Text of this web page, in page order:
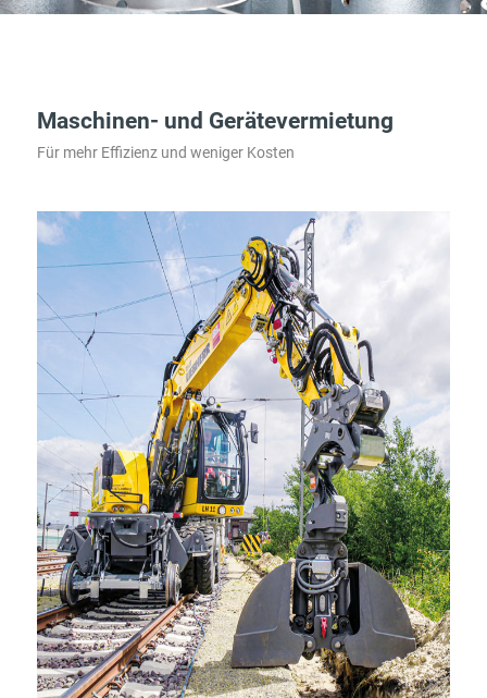
Maschinen- und Gerätevermietung
Für mehr Effizienz und weniger Kosten